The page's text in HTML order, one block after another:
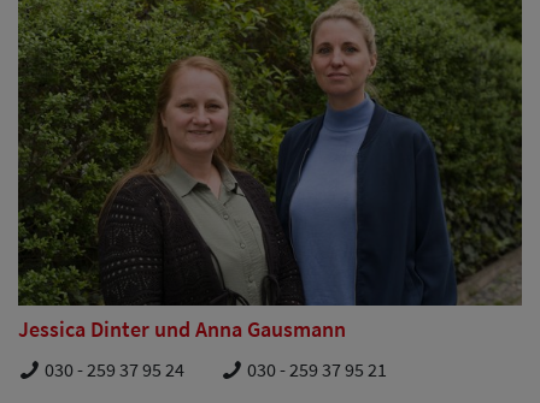
Jessica Dinter und Anna Gausmann
030 - 259 37 95 24
030 - 259 37 95 21